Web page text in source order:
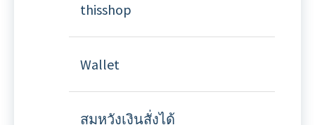
thisshop
Wallet
สมหวังเงินสั่งได้